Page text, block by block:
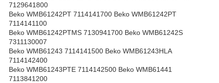
7129641800
Beko WMB61242PT 7114141700 Beko WMB61242PT
7114141100
Beko WMB61242PTMS 7130941700 Beko WMB61242S
7311130007
Beko WMB61243 7114141500 Beko WMB61243HLA
7114142400
Beko WMB61243PTE 7114142500 Beko WMB61441
7113841200